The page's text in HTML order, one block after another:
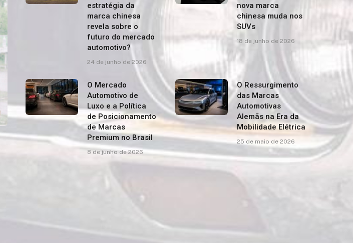
estratégia da
marca chinesa
revela sobre o
futuro do mercado
automotivo?
24 de junho de 2026
nova marca
chinesa muda nos
SUVs
18 de junho de 2026
O Mercado
Automotivo de
Luxo e a Política
de Posicionamento
de Marcas
Premium no Brasil
8 de junho de 2026
O Ressurgimento
das Marcas
Automotivas
Alemãs na Era da
Mobilidade Elétrica
25 de maio de 2026